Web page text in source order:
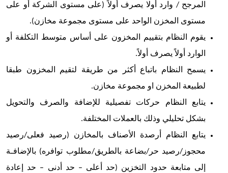
المرجح / وارد أولا يصرف أولاً (على مستوى الشركة أو على
مستوى المخزن الواحد على مستوى مجموعة مخازن).
يقوم النظام بتقييم المخزون على أساس متوسط التكلفة أو
الوارد أولاً يصرف أولاً.
يسمح النظام باتباع أكثر من طريقة لتقيم المخزون طبقا
لطبيعة المخزن او مجموعة مخازن.
يتابع النظام حركات تفصيلية للإضافة والصرف والتحويل
بشكل تحليلي وذلك بالعملات المختلفة.
يتابع النظام أرصدة الأصناف بالمخازن (رصيد فعلى/رصيد
محجوز/رصيد حر/بضاعة بالطريق/مطلوب توافره) بالإضافـة
إلى متابعة حدود التخزين (حد أعلى – حد أدنى – حد إعادة